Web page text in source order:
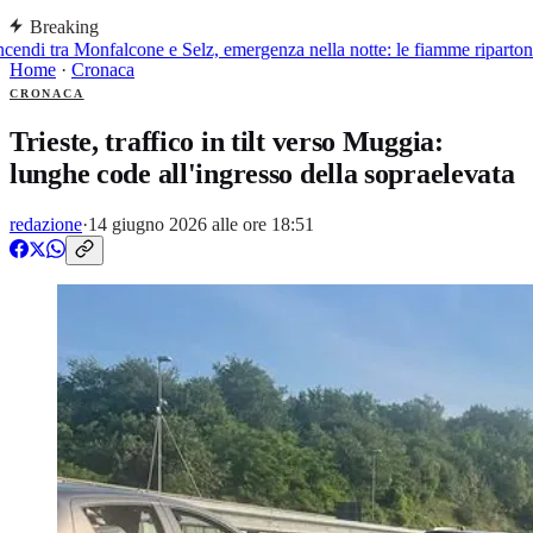
Breaking
tra Monfalcone e Selz, emergenza nella notte: le fiamme
Home · Cronaca
CRONACA
Trieste, traffico in tilt verso Muggia:
lunghe code all'ingresso della sopraelevata
redazione·14 giugno 2026 alle ore 18:51